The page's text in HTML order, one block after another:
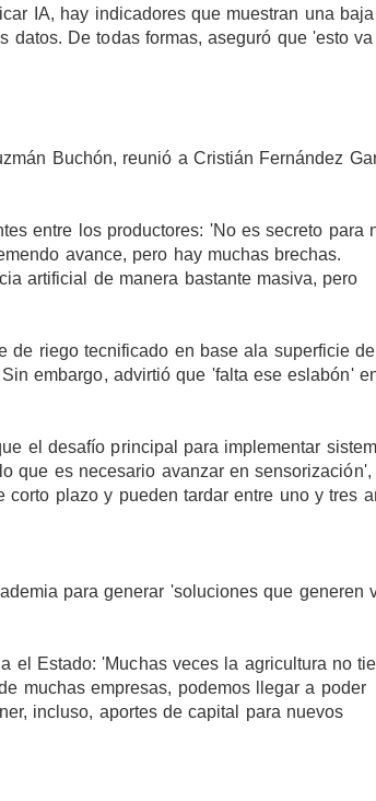
IA, hay indicadores que muestran una baja
De todas formas, aseguró que 'esto va
Buchón, reunió a Cristián Fernández
entre los productores: 'No es secreto para
avance, pero hay muchas brechas.
artificial de manera bastante masiva, pero
de riego tecnificado en base ala superficie de
embargo, advirtió que 'falta ese eslabón'
el desafío principal para implementar
que es necesario avanzar en sensorización',
plazo y pueden tardar entre uno y tres
para generar 'soluciones que generen
el Estado: 'Muchas veces la agricultura no
muchas empresas, podemos llegar a poder
incluso, aportes de capital para nuevos